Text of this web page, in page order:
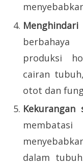
Menghindari
produksi
cairan
otot dan
Kekurangan
dalam